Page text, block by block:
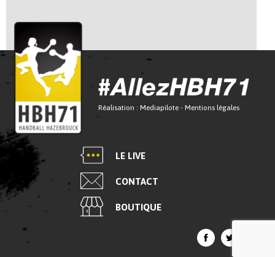
Réalisation : Mediapilote - Mentions légales
LE LIVE
CONTACT
BOUTIQUE